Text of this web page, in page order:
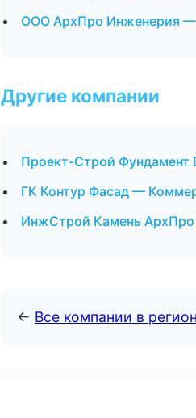
ООО АрхПро Инженерия —
Другие компании
Проект-Строй
ГК Контур Фасад —
ИнжСтрой Камень
← Все компании в